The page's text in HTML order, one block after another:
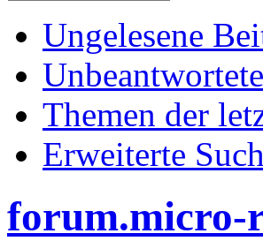
Ungelesene
Themen der
Erweiterte
forum.micro-